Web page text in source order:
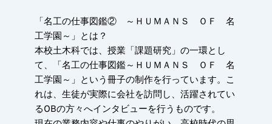
「名工の仕事図鑑②　～ＨＵＭＡＮＳ　ＯＦ　名
工学園～」とは？
本校土木科では、授業「課題研究」の一環とし
て、「名工の仕事図鑑～ＨＵＭＡＮＳ　ＯＦ　名
工学園～」という冊子の制作を行っています。こ
れは、生徒が実際に会社を訪問し、活躍されてい
るOBの方々へインタビューを行うものです。